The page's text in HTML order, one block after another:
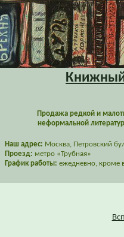
Книжный
Продажа редкой и
неформальной
Наш адрес: Москва, Петровский
Проезд: метро «Трубная»
График работы: ежедневно, кроме